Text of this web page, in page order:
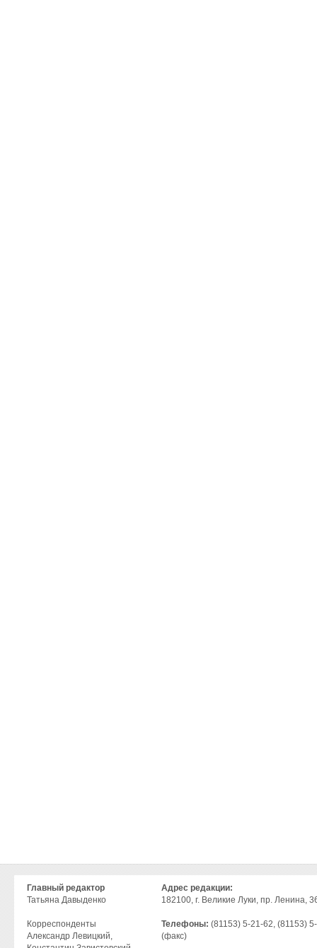
Главный редактор
Татьяна Давыденко
Корреспонденты
Александр Левицкий,
Адрес редакции:
182100, г. Великие Луки, пр. Ленина,
Телефоны: (81153) 5-21-62, (81153)
(факс)